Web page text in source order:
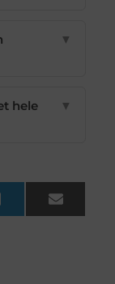
▼
hele
▼
LinkedIn Email